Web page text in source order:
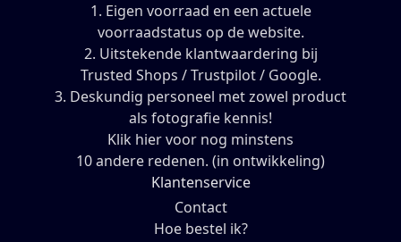
1. Eigen voorraad en een actuele
voorraadstatus op de website.
2. Uitstekende klantwaardering bij
Trusted Shops / Trustpilot / Google.
3. Deskundig personeel met zowel product
als fotografie kennis!
Klik hier voor nog minstens
10 andere redenen. (in ontwikkeling)
Klantenservice
Contact
Hoe bestel ik?